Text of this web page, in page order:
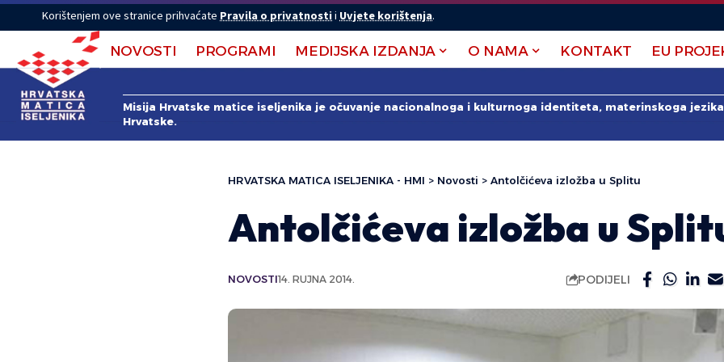
Korištenjem ove stranice prihvaćate Pravila o privatnostii Uvjete korištenja.
NOVOSTI PROGRAMI MEDIJSKA IZDANJA O NAMA KONTAKT EU
Misija Hrvatske matice iseljenika je očuvanje nacionalnoga i kulturnoga identiteta, materinskoga
Hrvatske.
HRVATSKA MATICA ISELJENIKA - HMI > Novosti > Antolčićeva izložba u Splitu
Antolčićeva izložba u
NOVOSTI14. RUJNA 2014. PODIJELI